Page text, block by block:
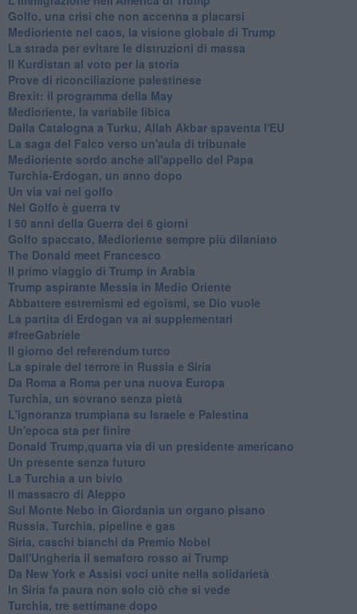
Golfo, una crisi che non accenna a placarsi
Medioriente nel caos, la visione globale di Trump
La strada per evitare le distruzioni di massa
Il Kurdistan al voto per la storia
Prove di riconciliazione palestinese
Brexit: il programma della May
Medioriente, la variabile libica
Dalla Catalogna a Turku, Allah Akbar spaventa l'EU
La saga del Falco verso un'aula di tribunale
Medioriente sordo anche all'appello del Papa
Turchia-Erdogan, un anno dopo
Un via vai nel golfo
Nel Golfo è guerra tv
I 50 anni della Guerra dei 6 giorni
Golfo spaccato, Medioriente sempre più dilaniato
The Donald meet Francesco
Il primo viaggio di Trump in Arabia
Trump aspirante Messia in Medio Oriente
Abbattere estremismi ed egoismi, se Dio vuole
La partita di Erdogan va ai supplementari
#freeGabriele
Il giorno del referendum turco
La spirale del terrore in Russia e Siria
Da Roma a Roma per una nuova Europa
Turchia, un sovrano senza pietà
L'ignoranza trumpiana su Israele e Palestina
Un'epoca sta per finire
Donald Trump,quarta via di un presidente americano
Un presente senza futuro
La Turchia a un bivio
Il massacro di Aleppo
Sul Monte Nebo in Giordania un organo pisano
Russia, Turchia, pipeline e gas
Siria, caschi bianchi da Premio Nobel
Dall'Ungheria il semaforo rosso ai Trump
Da New York e Assisi voci unite nella solidarietà
In Siria fa paura non solo ciò che si vede
Turchia, tre settimane dopo